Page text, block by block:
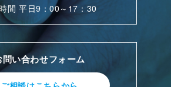
間 平日9：00～17：30
問い合わせフォーム